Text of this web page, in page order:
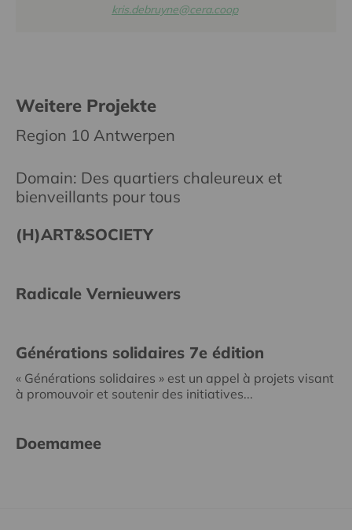
kris.debruyne@cera.coop
Weitere Projekte
Region 10 Antwerpen
Domain: Des quartiers chaleureux et
bienveillants pour tous
(H)ART&SOCIETY
Radicale Vernieuwers
Générations solidaires 7e édition
« Générations solidaires » est un appel à projets visant
à promouvoir et soutenir des initiatives...
Doemamee